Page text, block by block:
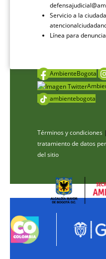
Servicio a la
Línea para
AmbienteBogota
ambientebogota
Términos y condiciones |
tratamiento de datos
del sitio